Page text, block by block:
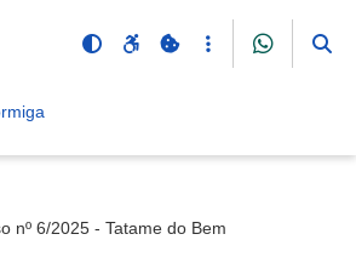
nº 6/2025 - Tatame do Bem